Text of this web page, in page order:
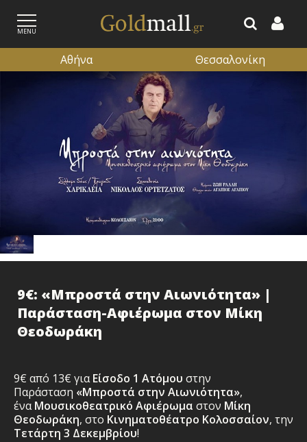
MENU
ΕΙΣΟΔΟΣ
Αθήνα Θεσσαλονίκη
9€: «Μπροστά στην Αιωνιότητα» |
Παράσταση-Αφιέρωμα στον Μίκη
Θεοδωράκη
9€ από 13€ γιαΕίσοδο 1 Ατόμου στην
Παράσταση «Μπροστά στην Αιωνιότητα»,
έναΜουσικοθεατρικό Αφιέρωμα στον Μίκη
Θεοδωράκη, στο Κινηματοθέατρο Κολοσσαίον, την
Τετάρτη 3 Δεκεμβρίου!